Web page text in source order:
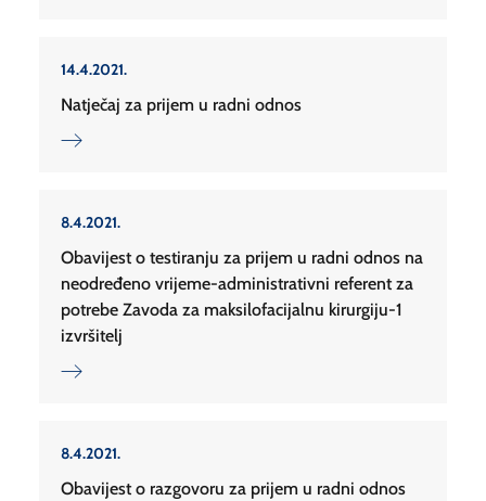
14.4.2021.
Natječaj za prijem u radni odnos
8.4.2021.
Obavijest o testiranju za prijem u radni odnos na
neodređeno vrijeme-administrativni referent za
potrebe Zavoda za maksilofacijalnu kirurgiju-1
izvršitelj
8.4.2021.
Obavijest o razgovoru za prijem u radni odnos